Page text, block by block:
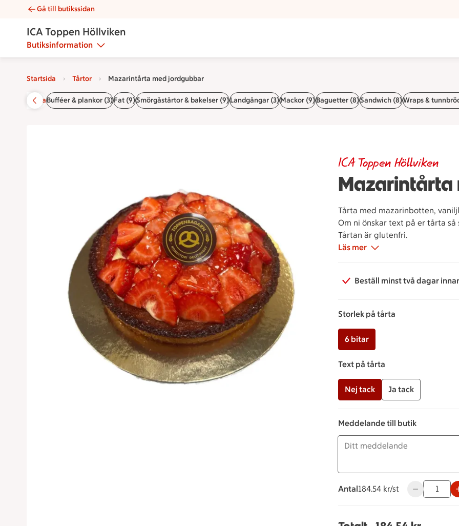
Mazarintårta med jordgubbar | Catering ICA Toppen Höllviken
Gå till butikssidan
ICA Toppen Höllviken
Butiksinformation
Startsida Tårtor Mazarintårta med jordgubbar
StartsidaBufféer & plankor (3)Fat (9)Smörgåstårtor & bakelser (9)Landgångar (3)Mackor (9)Baguetter (8)Sandwich (8)Wraps &
ICA Toppen Höllviken
Tårta med mazarinbotten,
Om ni önskar text på er tårta
Tårtan är glutenfri.
Läs mer
Beställ minst två dagar
Storlek på tårta
6 bitar
Text på tårta
Nej tack Ja tack
Meddelande till butik
Antal
184.54 kronor styck
184.54 kr/st Använd